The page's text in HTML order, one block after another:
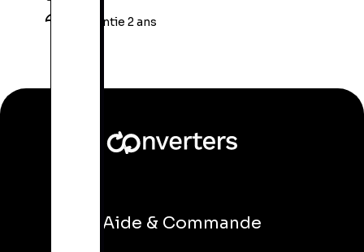
Garantie 2 ans
Aide & Commande